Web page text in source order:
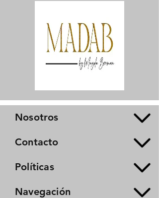
Nosotros
Contacto
Políticas
Navegación